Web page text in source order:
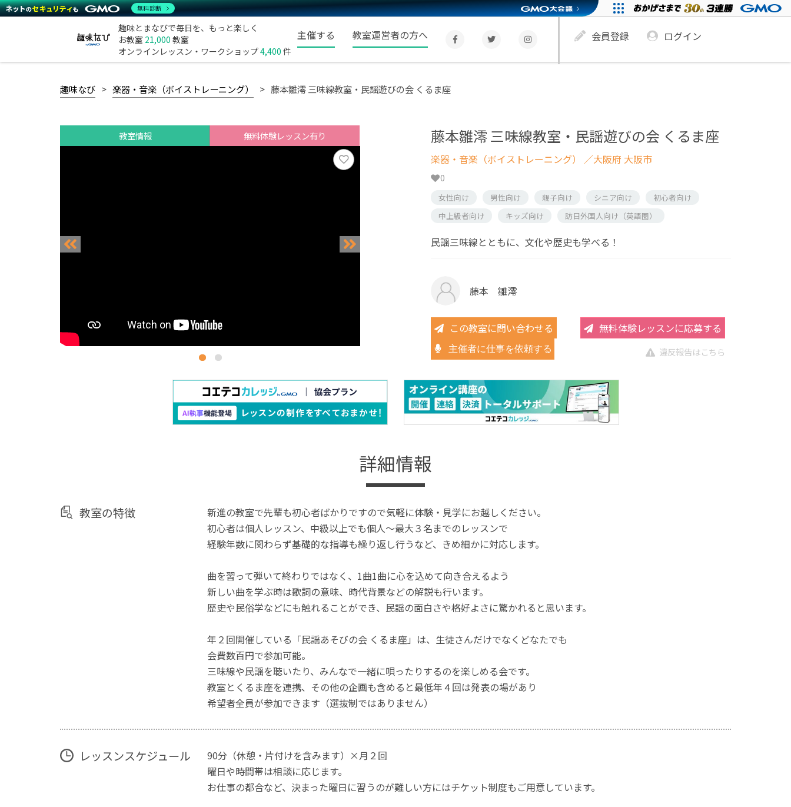
趣味とまなびで毎日を、もっと楽しく
お教室 21,000 教室
オンラインレッスン・ワークショップ4,400 件
主催する 教室運営者の方へ 会員登録 ログイン
趣味なび 楽器・音楽（ボイストレーニング） 藤本雛澪 三味線教室・民謡遊びの会 くるま座
教室情報 無料体験レッスン有り 藤本雛澪 三味線教室・民謡遊びの会 くるま座
楽器・音楽（ボイストレーニング） ／大阪府 大阪市
0
女性向け 男性向け 親子向け シニア向け
初心者向け
中上級者向け
キッズ向け 訪日外国人向け（英語圏）
民謡三味線とともに、文化や歴史も学べる！
藤本 雛澪
この教室に問い合わせる 無料体験レッスンに応募する
主催者に仕事を依頼する 違反報告はこちら
詳細情報
教室の特徴
新進の教室で先輩も初心者ばかりですので気軽に体験・見学にお越しください。
初心者は個人レッスン、中級以上でも個人～最大３名までのレッスンで
経験年数に関わらず基礎的な指導も繰り返し行うなど、きめ細かに対応します。
曲を習って弾いて終わりではなく、1曲1曲に心を込めて向き合えるよう
新しい曲を学ぶ時は歌詞の意味、時代背景などの解説も行います。
歴史や民俗学などにも触れることができ、民謡の面白さや格好よさに驚かれると思います。
年２回開催している「民謡あそびの会 くるま座」は、生徒さんだけでなくどなたでも
会費数百円で参加可能。
三味線や民謡を聴いたり、みんなで一緒に唄ったりするのを楽しめる会です。
教室とくるま座を連携、その他の企画も含めると最低年４回は発表の場があり
希望者全員が参加できます（選抜制ではありません）
レッスンスケジュール
90分（休憩・片付けを含みます）×月２回
曜日や時間帯は相談に応じます。
お仕事の都合など、決まった曜日に習うのが難しい方にはチケット制度もご用意しています。
無料診断